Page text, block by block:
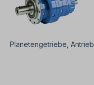
Planetengetriebe,